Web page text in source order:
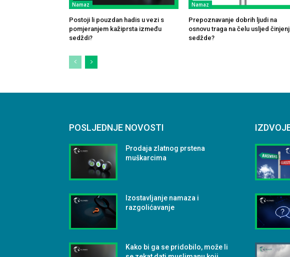
Namaz
Postoji li pouzdan hadis u vezi s
pomjeranjem kažiprsta između
sedždi?
Namaz
Prepoznavanje dobrih ljudi na
osnovu traga na čelu usljed
sedžde?
POSLJEDNJE NOVOSTI
Prodaja zlatnog prstena
muškarcima
Izostavljanje namaza i
razgolićavanje
Kako bi ga se pridobilo, može li